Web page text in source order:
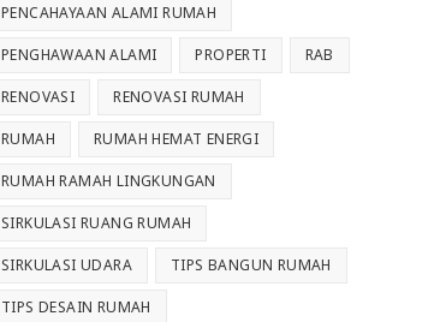
PENCAHAYAAN ALAMI RUMAH
PENGHAWAAN ALAMI PROPERTI RAB
RENOVASI RENOVASI RUMAH
RUMAH RUMAH HEMAT ENERGI
RUMAH RAMAH LINGKUNGAN
SIRKULASI RUANG RUMAH
SIRKULASI UDARA TIPS BANGUN RUMAH
TIPS DESAIN RUMAH